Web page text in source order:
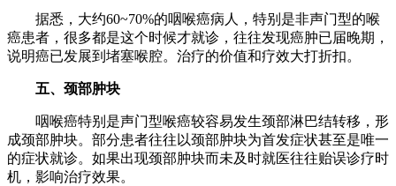
据悉，大约60~70%的咽喉癌病人，特别是非声门型的喉
癌患者，很多都是这个时候才就诊，往往发现癌肿已届晚期，
说明癌已发展到堵塞喉腔。治疗的价值和疗效大打折扣。
五、颈部肿块
咽喉癌特别是声门型喉癌较容易发生颈部淋巴结转移，形
成颈部肿块。部分患者往往以颈部肿块为首发症状甚至是唯一
的症状就诊。如果出现颈部肿块而未及时就医往往贻误诊疗时
机，影响治疗效果。